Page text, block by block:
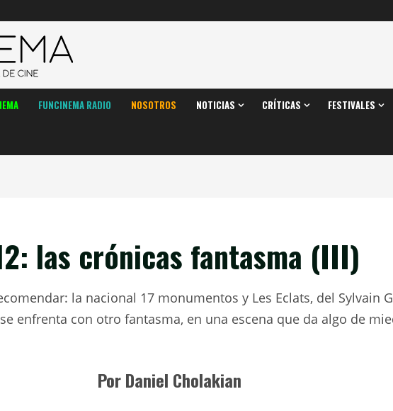
FUNCINEMA RADIO NOSOTROS NOTICIAS CRÍTICAS FESTIVALES
las crónicas fantasma (III)
la nacional 17 monumentos y Les Eclats, del Sylvain
enfrenta con otro fantasma, en una escena que da algo de
Por Daniel Cholakian